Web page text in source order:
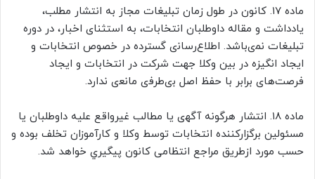
ﻣﺎﺩه ۱۷. ﻛﺎﻧﻮﻥ ﺩﺭ ﻃﻮﻝ ﺯﻣﺎﻥ ﺗﺒﻠﻴﻐﺎﺕ ﻣﺠﺎﺯ ﺑﻪ ﺍﻧﺘﺸﺎﺭ ﻣﻄﻠﺐ،
ﻳﺎﺩﺩﺍﺷﺖ و ﻣﻘﺎله ﺩﺍﻭﻃﻠﺒﺎﻥ ﺍﻧﺘﺨﺎﺑﺎﺕ، به استثنای اخبار، ﺩﺭ ﺩﻭﺭه
ﺗﺒﻠﻴﻐﺎﺕ ﻧﻤیﺑﺎﺷﺪ. ﺍﻃﻼﻉﺭﺳﺎﻧی ﮔﺴﺘﺮﺩﻩ ﺩﺭ ﺧﺼﻮﺹ ﺍﻧﺘﺨﺎﺑﺎﺕ ﻭ
ﺍﻳﺠﺎﺩ ﺍﻧﮕﻴﺰﻩ ﺩﺭ ﺑﻴﻦ ﻭﻛﻼ ﺟﻬﺖ ﺷﺮﻛﺖ ﺩﺭ ﺍﻧﺘﺨﺎﺑﺎﺕ و ایجاد
فرصت‌های برابر ﺑﺎ ﺣﻔﻆ اصل ﺑیﻃﺮﻓی ﻣﺎﻧﻌی ﻧﺪﺍﺭﺩ.
ﻣﺎﺩه ۱۸. ﺍﻧﺘﺸﺎﺭ ﻫﺮﮔﻮﻧﻪ ﺁﮔﻬی ﻳﺎ ﻣﻄﺎلب غیرواقع ﻋﻠﻴﻪ ﺩﺍﻭﻃﻠﺒﺎﻥ ﻳﺎ
ﻣﺴﺌﻮﻟﻴﻦ ﺑﺮﮔﺰﺍﺭﻛﻨﻨﺪﻩ ﺍﻧﺘﺨﺎﺑﺎﺕ ﺗﻮﺳﻂ ﻭﻛﻼ و کارآموزان ﺗﺨﻠﻒ ﺑﻮﺩﻩ ﻭ
ﺣﺴﺐ ﻣﻮﺭﺩ ﺍﺯﻃﺮﻳﻖ ﻣﺮﺍﺟﻊ انتظامی کانون ﭘﻴﮕﻴﺮﻱ ﺧﻮﺍﻫﺪ ﺷﺪ.